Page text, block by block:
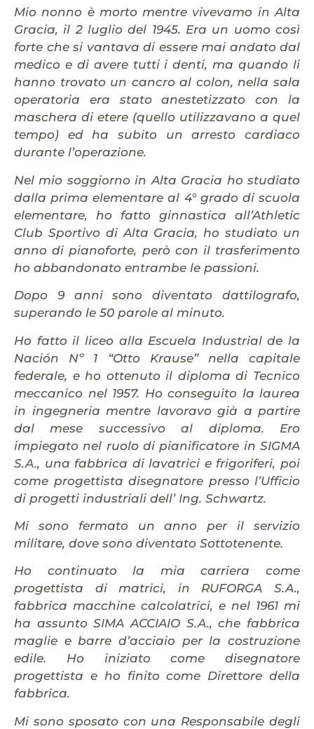
Miononno è morto mentre vivevamo in Alta
Gracia, il 2 luglio del 1945. Era un uomo così
forte che si vantava di essere mai andato dal
medico e di avere tutti i denti, ma quando li
hanno trovato un cancro al colon, nella sala
operatoria era stato anestetizzato con la
maschera di etere (quello utilizzavano a quel
tempo) ed ha subito un arresto cardiaco
durante l’operazione.
Nel mio soggiorno in Alta Gracia ho studiato
dalla prima elementare al 4° grado di scuola
elementare, ho fatto ginnastica all’Athletic
Club Sportivo di Alta Gracia, ho studiato un
anno di pianoforte, però con il trasferimento
ho abbandonato entrambe le passioni.
Dopo 9 anni sono diventato dattilografo,
superando le 50 parole al minuto.
Ho fatto il liceo alla Escuela Industrial de la
Nación Nº 1 “Otto Krause” nella capitale
federale, e ho ottenuto il diploma di Tecnico
meccanico nel 1957. Ho conseguito la laurea
in ingegneria mentre lavoravo già a partire
dal mese successivo al diploma. Ero
impiegato nel ruolo di pianificatore in SIGMA
S.A., una fabbrica di lavatrici e frigoriferi, poi
come progettista disegnatore presso l’Ufficio
di progetti industriali dell’ Ing. Schwartz.
Mi sono fermato un anno per il servizio
militare, dove sono diventato Sottotenente.
Ho continuato la mia carriera come
progettista di matrici, in RUFORGA S.A.,
fabbrica macchine calcolatrici, e nel 1961 mi
ha assunto SIMA ACCIAIO S.A.,che fabbrica
maglie e barre d’acciaio per la costruzione
edile. Ho iniziato come disegnatore
progettista e ho finito come Direttore della
fabbrica.
Mi sono sposato con una Responsabile degli